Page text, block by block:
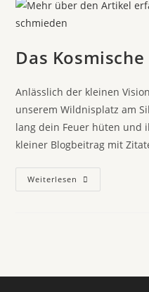
Das
Anlässlich der kleinen
unserem Wildnisplatz am
lang dein Feuer hüten und
kleiner Blogbeitrag mit
Weiterlesen